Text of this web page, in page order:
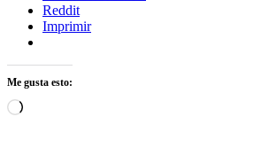
Reddit
Imprimir
Me gusta esto:
Cargando...